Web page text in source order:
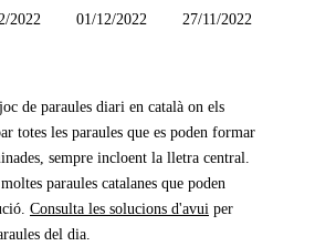
2022 01/12/2022 27/11/2022
de paraules diari en català on els
totes les paraules que es poden formar
sempre incloent la lletra central.
paraules catalanes que poden
Consulta les solucions d'avui per
del dia.